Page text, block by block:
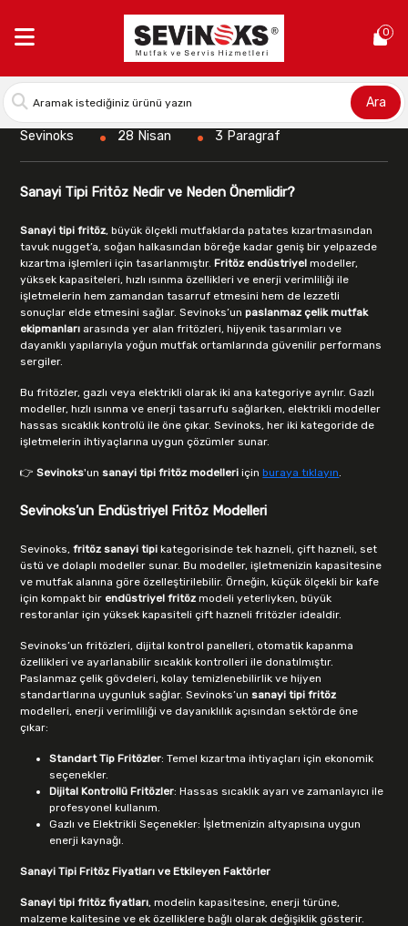
0
Ara
Sevinoks Sanayi Tipi Fritöz Modelleri ve
Endüstriyel Fritöz Fiyatları
Sevinoks 28 Nisan 3 Paragraf
Sanayi Tipi Fritöz Nedir ve Neden Önemlidir?
Sanayi tipi fritöz, büyük ölçekli mutfaklarda patates kızartmasından
tavuk nugget’a, soğan halkasından böreğe kadar geniş bir yelpazede
kızartma işlemleri için tasarlanmıştır.Fritöz endüstriyel modeller,
yüksek kapasiteleri, hızlı ısınma özellikleri ve enerji verimliliği ile
işletmelerin hem zamandan tasarruf etmesini hem de lezzetli
sonuçlar elde etmesini sağlar. Sevinoks’unpaslanmaz çelik mutfak
ekipmanları arasında yer alan fritözleri, hijyenik tasarımları ve
dayanıklı yapılarıyla yoğun mutfak ortamlarında güvenilir performans
sergiler.
Bu fritözler, gazlı veya elektrikli olarak iki ana kategoriye ayrılır. Gazlı
modeller, hızlı ısınma ve enerji tasarrufu sağlarken, elektrikli modeller
hassas sıcaklık kontrolü ile öne çıkar. Sevinoks, her iki kategoride de
işletmelerin ihtiyaçlarına uygun çözümler sunar.
👉 Sevinoks'un sanayi tipi fritöz modelleriiçinburaya tıklayın.
Sevinoks’un Endüstriyel Fritöz Modelleri
Sevinoks,fritöz sanayi tipi kategorisinde tek hazneli, çift hazneli, set
üstü ve dolaplı modeller sunar. Bu modeller, işletmenizin kapasitesine
ve mutfak alanına göre özelleştirilebilir. Örneğin, küçük ölçekli bir kafe
için kompakt bir endüstriyel fritöz modeli yeterliyken, büyük
restoranlar için yüksek kapasiteli çift hazneli fritözler idealdir.
Sevinoks’un fritözleri, dijital kontrol panelleri, otomatik kapanma
özellikleri ve ayarlanabilir sıcaklık kontrolleri ile donatılmıştır.
Paslanmaz çelik gövdeleri, kolay temizlenebilirlik ve hijyen
standartlarına uygunluk sağlar. Sevinoks’unsanayi tipi fritöz
modelleri, enerji verimliliği ve dayanıklılık açısından sektörde öne
çıkar:
Standart Tip Fritözler: Temel kızartma ihtiyaçları için ekonomik
seçenekler.
Dijital Kontrollü Fritözler: Hassas sıcaklık ayarı ve zamanlayıcı ile
profesyonel kullanım.
Gazlı ve Elektrikli Seçenekler: İşletmenizin altyapısına uygun
enerji kaynağı.
Sanayi Tipi Fritöz Fiyatları ve Etkileyen Faktörler
Sanayi tipi fritöz fiyatları, modelin kapasitesine, enerji türüne,
malzeme kalitesine ve ek özelliklere bağlı olarak değişiklik gösterir.